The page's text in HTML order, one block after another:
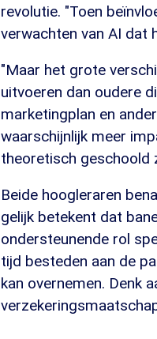
revolutie. "Toen
verwachten van AI dat
"Maar het grote
uitvoeren dan oudere
marketingplan en
waarschijnlijk meer
theoretisch geschoold
Beide hoogleraren
gelijk betekent dat
ondersteunende rol
tijd besteden aan de
kan overnemen. Denk